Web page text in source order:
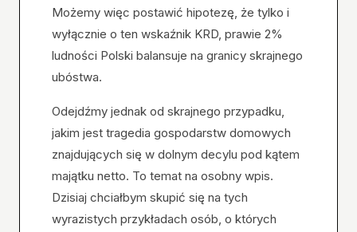
Możemy więc postawić hipotezę, że tylko i
wyłącznie o ten wskaźnik KRD, prawie 2%
ludności Polski balansuje na granicy skrajnego
ubóstwa.
Odejdźmy jednak od skrajnego przypadku,
jakim jest tragedia gospodarstw domowych
znajdujących się w dolnym decylu pod kątem
majątku netto. To temat na osobny wpis.
Dzisiaj chciałbym skupić się na tych
wyrazistych przykładach osób, o których